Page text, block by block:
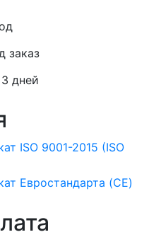
заказ
дней
ISO 9001-2015 (ISO
Евростандарта (CE)